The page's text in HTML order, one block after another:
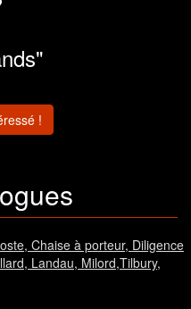
!
Chaise à porteur, Diligence
Landau, Milord,Tilbury,